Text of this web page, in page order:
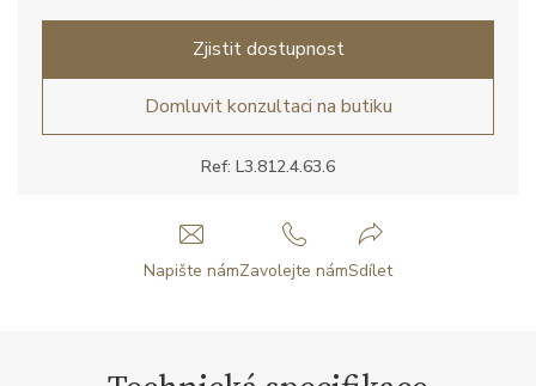
Ref: L3.812.4.63.6
Zjistit dostupnost
Domluvit konzultaci na butiku
Napište námZavolejte námSdílet